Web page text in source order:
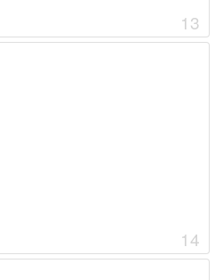
13
14